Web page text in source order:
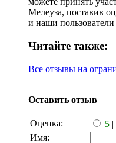
Мелеуза, поставив
и наши
Читайте также:
Все отзывы на
Оставить отзыв
Оценка: 5 |
Имя: